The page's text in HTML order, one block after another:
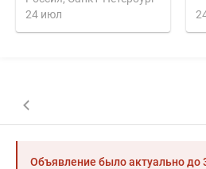
24 июл
Назад к списку объявлений
Объявление было актуально до